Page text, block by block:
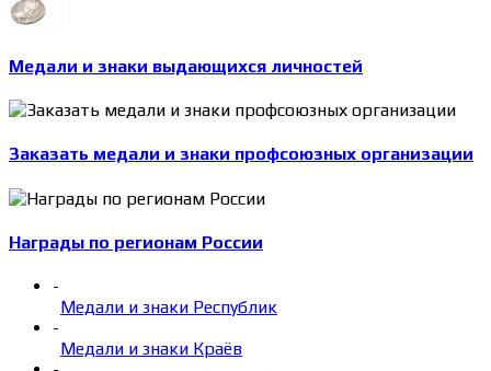
Медали и знаки выдающихся личностей
Заказать медали и знаки профсоюзных организации
Награды по регионам России
-
Медали и знаки Республик
-
Медали и знаки Краёв